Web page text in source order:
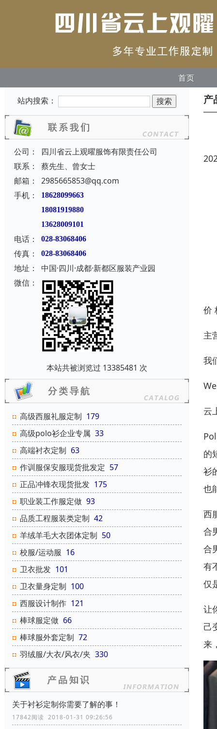
首页
站内搜索：
公司：
四川省云上观曜服饰有限责任公司
联系：
蔡先生、曾女士
邮箱：
2985665853@qq.com
手机：
18628099663
18081919880
13628009101
电话： 028-83068406
传真： 028-83068406
地址：
中国·四川·成都·新都区服装产业园
微信：
本站共被浏览过 13385481 次
高级西服礼服定制 179
高级polo衫企业专属 33
高端衬衣定制 63
作训服保安服现货批发定 57
正品冲锋衣现货批发 175
职业装工作服定做 93
品质工程服装类定制 42
羊绒羊毛大衣团体定制 50
校服/运动服 16
卫衣批发 101
卫衣量身定制 100
西服设计制作 121
棒球服定做 66
棒球服外套定制 72
羽绒服/大衣/风衣/夹 330
关于衬衫定制你需要了解的事！
17842阅读 2018-01-31 09:26:56
产
价
主
我
云
的
衫
也
西
合
合
有
仅
让
己
来